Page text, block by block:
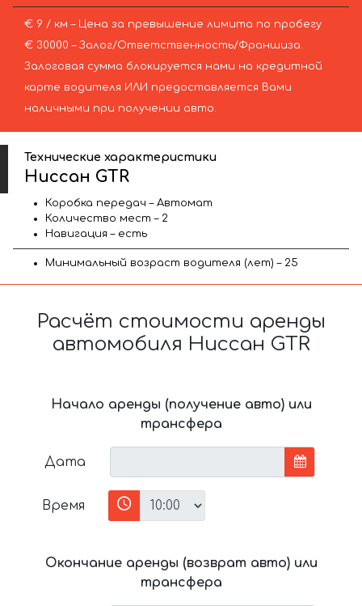
€ 9 / км – Цена за превышение лимита по пробегу
€ 30000 – Залог/Ответственность/Франшиза.
Залоговая сумма блокируется нами на кредитной
карте водителя ИЛИ предоставляется Вами
наличными при получении авто.
Технические характеристики
Ниссан GTR
Коробка передач – Автомат
Количество мест – 2
Навигация – есть
Минимальный возраст водителя (лет) – 25
Расчёт стоимости аренды
автомобиля Ниссан GTR
Начало аренды (получение авто) или
трансфера
Дата
Время
Окончание аренды (возврат авто) или
трансфера